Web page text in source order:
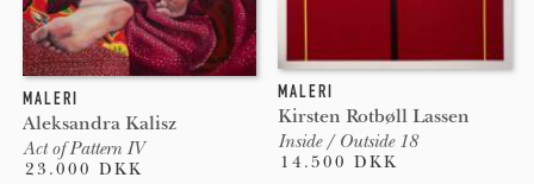
MALERI
Aleksandra Kalisz
Act of Pattern IV
23.000 DKK
MALERI
Kirsten Rotbøll Lassen
Inside / Outside 18
14.500 DKK